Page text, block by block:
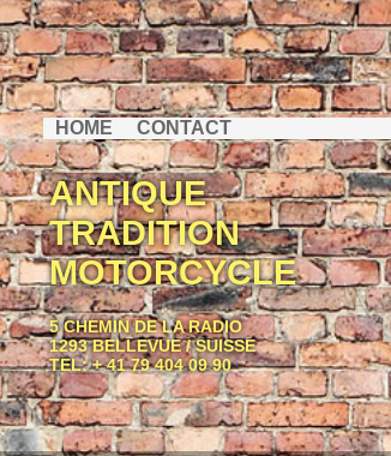
HOME CONTACT
ANTIQUE
TRADITION
MOTORCYCLE
5 CHEMIN DE LA RADIO
1293 BELLEVUE / SUISSE
TEL: + 41 79 404 09 90